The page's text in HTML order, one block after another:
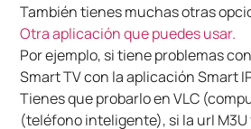
También tienes muchas otras
Otra aplicación que puedes usar.
Por ejemplo, si tiene problemas con
Smart TV con la aplicación Smart
Tienes que probarlo en VLC
(teléfono inteligente), si la url